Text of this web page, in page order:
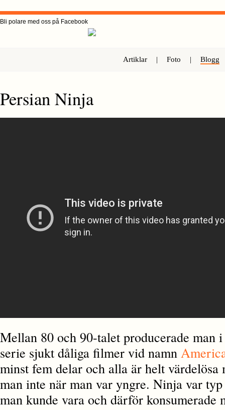
Bli polare med oss på Facebook
Artiklar | Foto | Blogg
Persian Ninja
Mellan 80 och 90-talet producerade man
serie sjukt dåliga filmer vid namn
minst fem delar och alla är helt värdelösa
man inte när man var yngre. Ninja var typ
man kunde vara och därför konsumerade